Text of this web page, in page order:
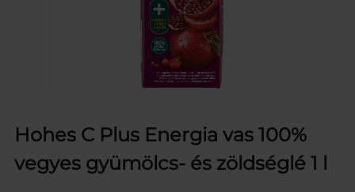
Hohes C Plus Energia vas 100%
vegyes gyümölcs- és zöldséglé 1 l